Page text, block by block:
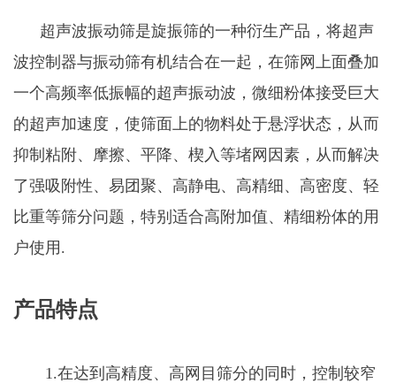
超声波振动筛是旋振筛的一种衍生产品，将超声
波控制器与振动筛有机结合在一起，在筛网上面叠加
一个高频率低振幅的超声振动波，微细粉体接受巨大
的超声加速度，使筛面上的物料处于悬浮状态，从而
抑制粘附、摩擦、平降、楔入等堵网因素，从而解决
了强吸附性、易团聚、高静电、高精细、高密度、轻
比重等筛分问题，特别适合高附加值、精细粉体的用
户使用.
产品特点
1.在达到高精度、高网目筛分的同时，控制较窄